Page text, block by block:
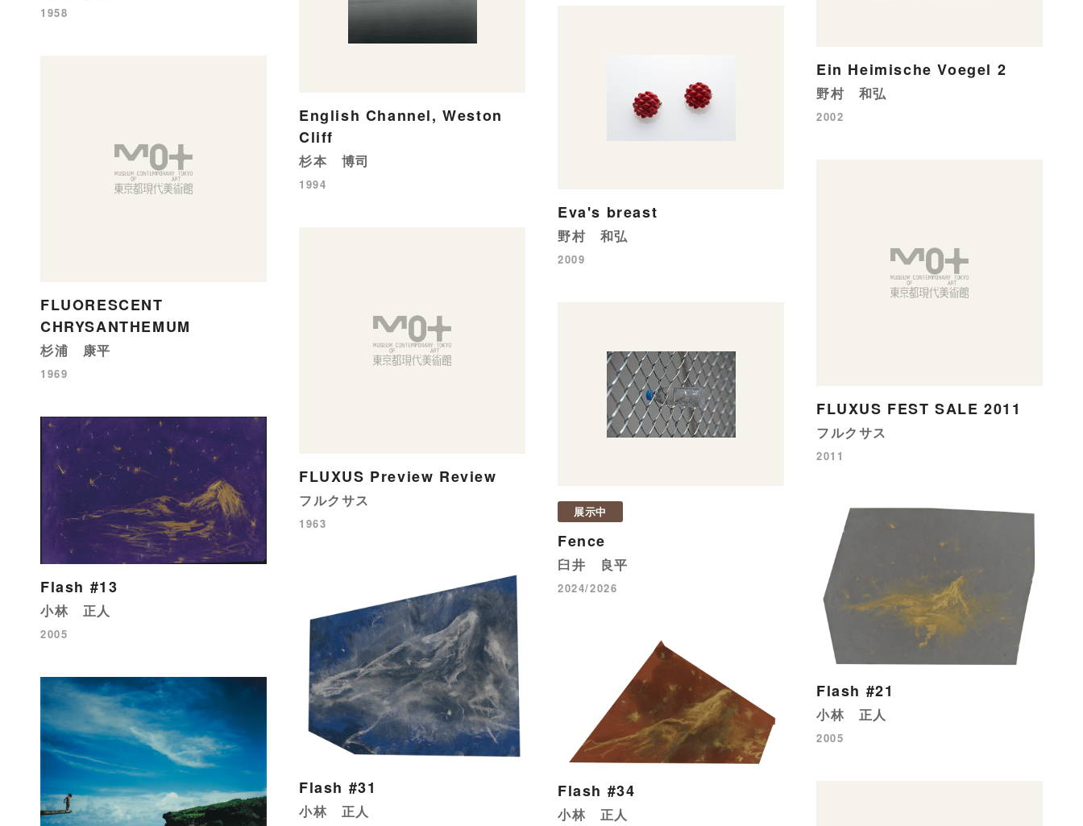
1958
Ein Heimische Voegel 2
野村 和弘
2002
English Channel, Weston
Cliff
杉本 博司
1994
Eva's breast
野村 和弘
2009
FLUORESCENT
CHRYSANTHEMUM
杉浦 康平
1969
FLUXUS FEST SALE 2011
フルクサス
2011
FLUXUS Preview Review
フルクサス
1963
展示中
Fence
臼井 良平
2024/2026
Flash #13
小林 正人
2005
Flash #21
小林 正人
2005
Flash #31
小林 正人
Flash #34
小林 正人